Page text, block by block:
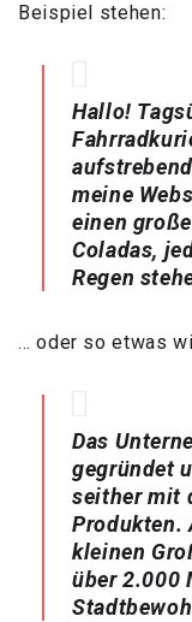
Beispiel stehen:
Hallo!
meine
einen
Coladas,
Regen
… oder so etwas
Das
gegründet
seither mit
Produkten.
kleinen
über 2.000